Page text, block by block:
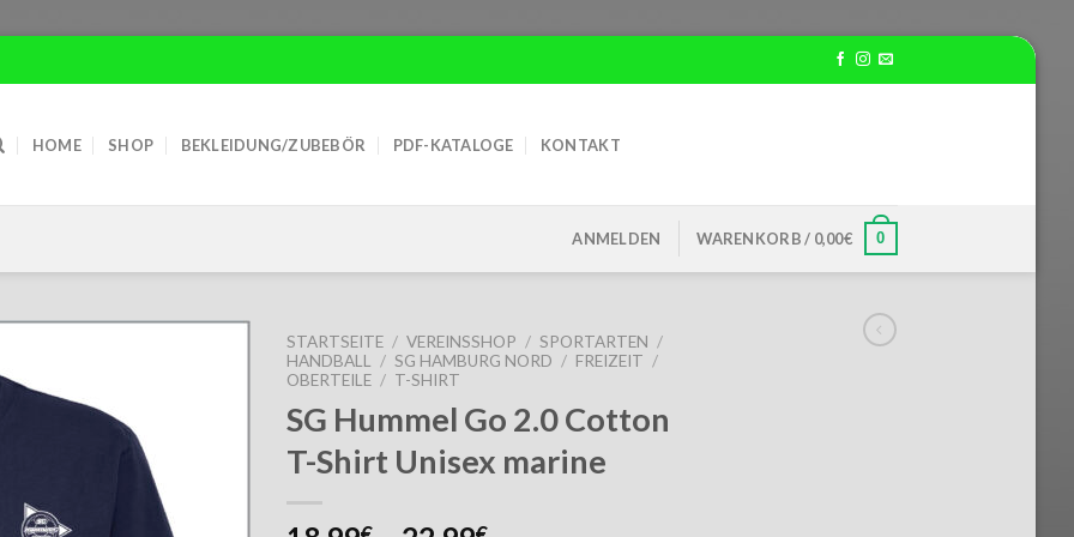
HOME SHOP BEKLEIDUNG/ZUBEBÖR PDF-KATALOGE KONTAKT
ANMELDEN WARENKORB / 0,00€ 0
STARTSEITE / VEREINSSHOP / SPORTARTEN /
HANDBALL
/ SG HAMBURG NORD / FREIZEIT /
OBERTEILE / T-SHIRT
SG Hummel Go 2.0 Cotton
T-Shirt Unisex marine